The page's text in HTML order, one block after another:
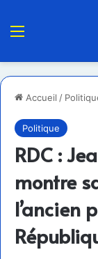
Menu
Accueil /
Politique
RDC :
montre
l’ancien